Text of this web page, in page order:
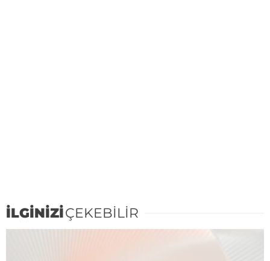
İLGİNİZİÇEKEBİLİR